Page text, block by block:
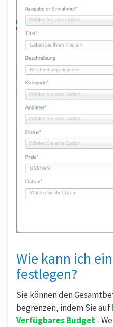
Wie kann ich
festlegen?
Sie können den
begrenzen, indem Sie auf
Verfügbares Budget-